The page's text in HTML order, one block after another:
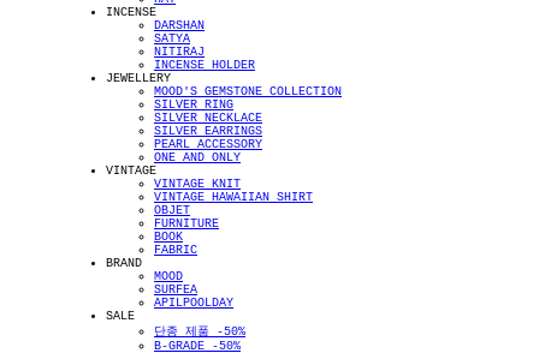
INCENSE
DARSHAN
SATYA
NITIRAJ
INCENSE HOLDER
JEWELLERY
MOOD'S GEMSTONE COLLECTION
SILVER RING
SILVER NECKLACE
SILVER EARRINGS
PEARL ACCESSORY
ONE AND ONLY
VINTAGE
VINTAGE KNIT
VINTAGE HAWAIIAN SHIRT
OBJET
FURNITURE
BOOK
FABRIC
BRAND
MOOD
SURFEA
APILPOOLDAY
SALE
단종 제품 -50%
B-GRADE -50%